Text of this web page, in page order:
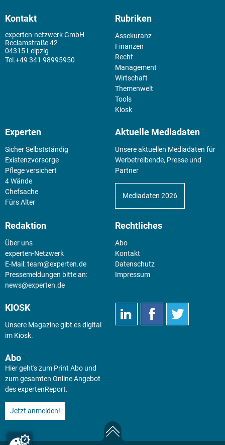
Kontakt
experten-netzwerk GmbH
Reclamstraße 42
04315 Leipzig
+49 341 98995950
Rubriken
Assekuranz
Finanzen
Recht
Management
Wirtschaft
Themenwelt
Tools
Kiosk
Experten
Sicher Selbstständig
Existenz­vorsorge
Pflege versichert
4 Wände
Chefsache
Fürs Alter
Aktuelle Mediadaten
Unsere aktuellen Mediadaten für
Werbetreibende, Presse und
Partner
Mediadaten 2026
Redaktion
Über uns
experten-Netzwerk
E-Mail:team@experten.de
Pressemeldungen bitte an:
news@experten.de
Rechtliches
Abo
Kontakt
Datenschutz
Impressum
KIOSK
Unsere Magazine gibt es digital
im Kiosk.
Abo
Hier geht's zum Print Abo und
zum gesamten Online Angebot
des expertenReport.
Jetzt anmelden!